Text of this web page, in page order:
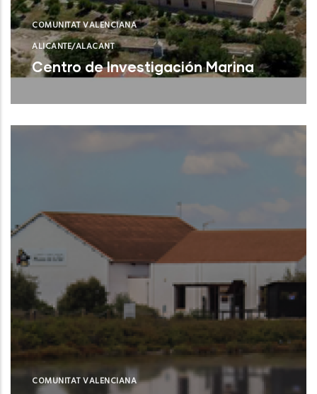
COMUNITAT VALENCIANA
ALICANTE/ALACANT
Centro de Investigación Marina
Santa Pola (Alicante)
COMUNITAT VALENCIANA